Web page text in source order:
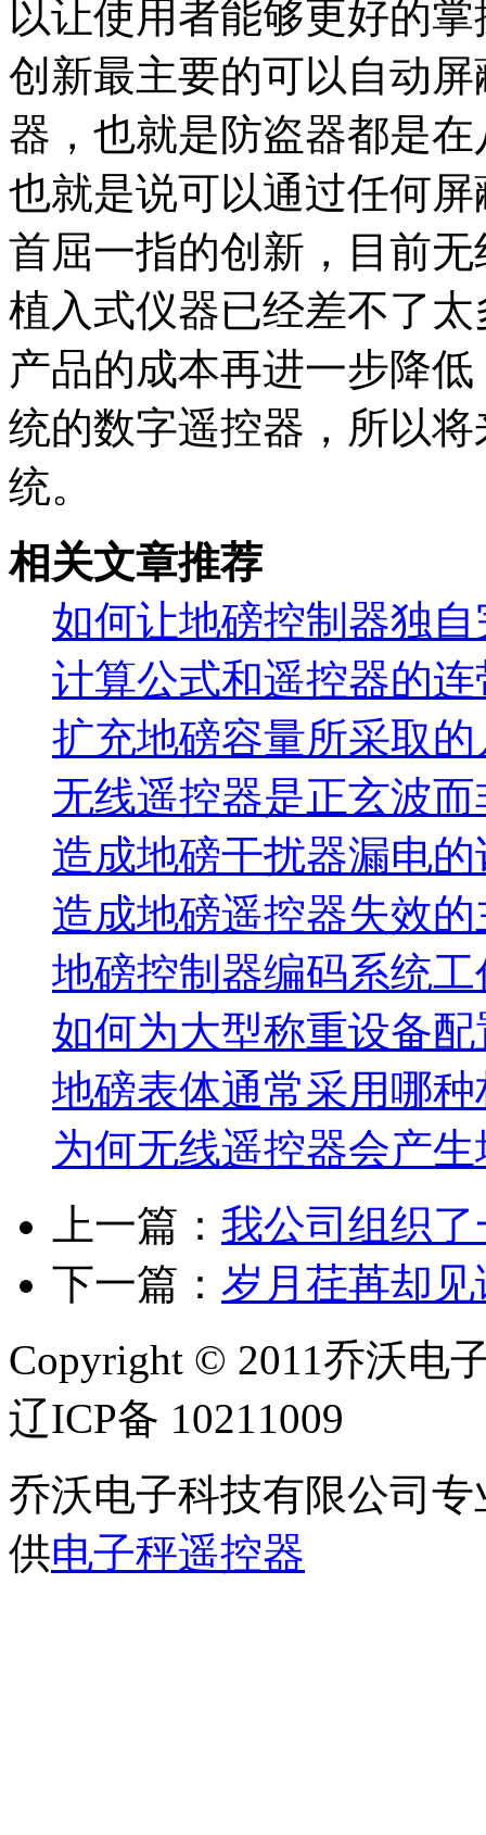
以让使用者能够更好的
创新最主要的可以自动
器，也就是防盗器都是
也就是说可以通过任何
首屈一指的创新，目前
植入式仪器已经差不了
产品的成本再进一步降
统的数字遥控器，所以
统。
相关文章推荐
如何让地磅控制器独
计算公式和遥控器的
扩充地磅容量所采取
无线遥控器是正玄波
造成地磅干扰器漏电
造成地磅遥控器失效
地磅控制器编码系统
如何为大型称重设备
地磅表体通常采用哪种
为何无线遥控器会产
上一篇： 我公司组织
下一篇： 岁月荏苒却
Copyright © 2011乔沃电
辽ICP备 10211009
乔沃电子科技有限公司
供电子秤遥控器